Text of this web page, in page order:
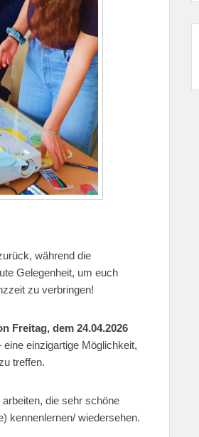
während die
Gelegenheit, um euch
zu verbringen!
Freitag, dem 24.04.2026
eine einzigartige Möglichkeit,
treffen.
die sehr schöne
kennenlernen/ wiedersehen.